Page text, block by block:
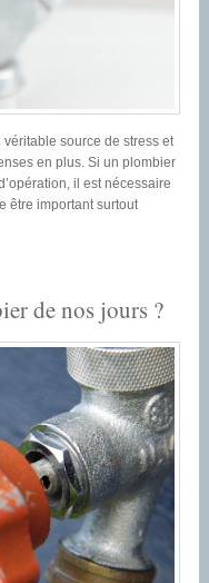
source de stress et
en plus. Si un plombier
il est nécessaire
être important surtout
de nos jours ?